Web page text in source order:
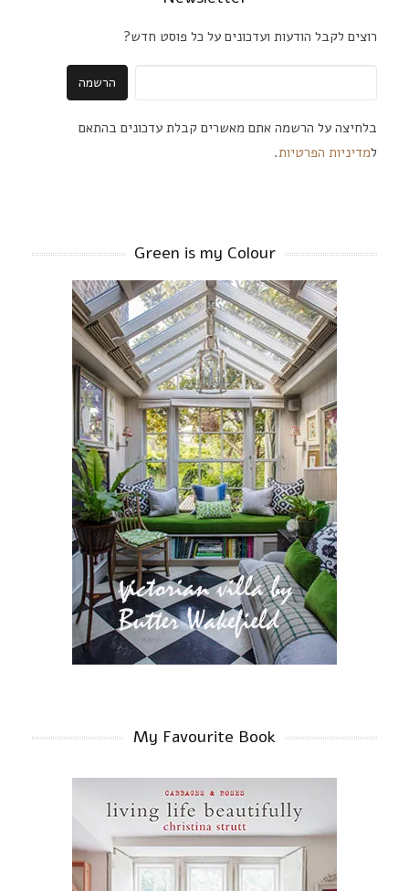
רוצים לקבל הודעות ועדכונים על כל פוסט חדש?
בלחיצה על הרשמה אתם מאשרים קבלת עדכונים בהתאם
למדיניות הפרטיות.
Green is my Colour
My Favourite Book